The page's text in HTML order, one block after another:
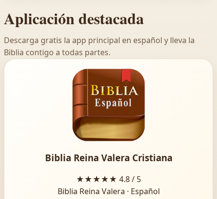
Aplicación destacada
Descarga gratis la app principal en español y lleva la
Biblia contigo a todas partes.
Biblia Reina Valera Cristiana
★★★★★ 4.8 / 5
Biblia Reina Valera · Español